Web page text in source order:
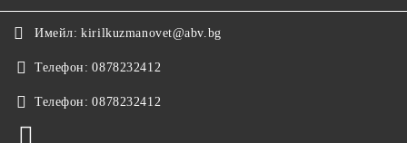
Имейл: kirilkuzmanovet@abv.bg
Телефон: 0878232412
Телефон: 0878232412